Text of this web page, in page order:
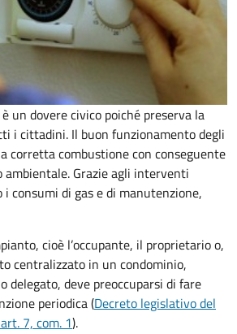
un dovere civico poiché preserva la
i cittadini. Il buon funzionamento degli
corretta combustione con conseguente
ambientale. Grazie agli interventi
consumi di gas e di manutenzione,
cioè l’occupante, il proprietario o,
centralizzato in un condominio,
delegato, deve preoccuparsi di fare
periodica (Decreto legislativo del
7, com. 1).